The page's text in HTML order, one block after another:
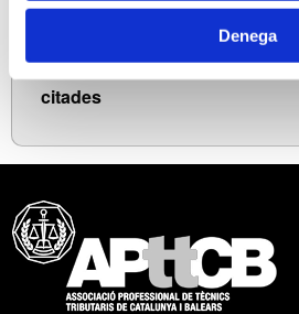
Denega
7.Legislació bàsica
9. Jurisprudència i
citades